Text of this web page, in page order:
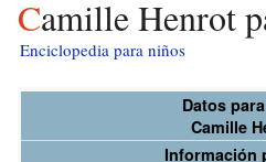
Camille Henrot
Enciclopedia para niños
Datos
Camille
Información